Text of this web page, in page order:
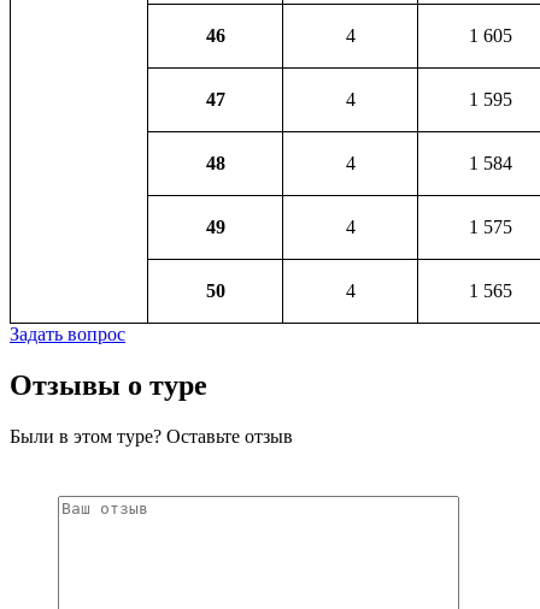
46 4 1 605
47 4 1 595
48 4 1 584
49 4 1 575
50 4 1 565
Задать вопрос
Отзывы о туре
Были в этом туре? Оставьте отзыв